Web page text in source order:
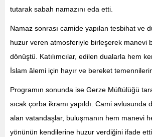
tutarak sabah namazını eda etti.
Namaz sonrası camide yapılan tesbihat ve
huzur veren atmosferiyle birleşerek manevi
dönüştü. Katılımcılar, edilen dualarla hem
İslam âlemi için hayır ve bereket
Programın sonunda ise Gerze Müftülüğü
sıcak çorba ikramı yapıldı. Cami avlusunda
alan vatandaşlar, buluşmanın hem manevi
yönünün kendilerine huzur verdiğini ifade